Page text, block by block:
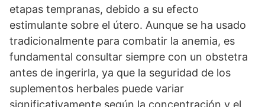
etapas tempranas, debido a su efecto
estimulante sobre el útero. Aunque se ha usado
tradicionalmente para combatir la anemia, es
fundamental consultar siempre con un obstetra
antes de ingerirla, ya que la seguridad de los
suplementos herbales puede variar
significativamente según la concentración y el